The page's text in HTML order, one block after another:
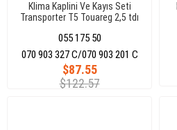
Klima Kaplini Ve Kayıs Seti
Transporter T5 Touareg 2,5 tdı
055 175 50
$87.55
$122.57
070 903 327 C/070 903 201 C